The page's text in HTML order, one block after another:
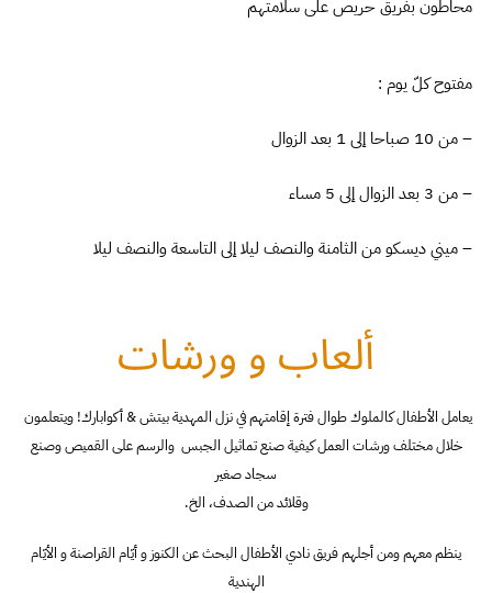
نادي الأطفال
الرياضة والترفيه
مركز اللياقة البدنية
المهدية
محاطون بفريق حريص على سلامتهم
: مفتوح كلّ يوم
من 10 صباحا إلى 1 بعد الزوال –
من 3 بعد الزوال إلى 5 مساء –
ميني ديسكو من الثامنة والنصف ليلا إلى التاسعة والنصف ليلا –
ألعاب و ورشات
خلال مختلف ورشات العمل كيفية صنع تماثيل الجبس والرسم على القميص وصنع
سجاد صغير
.وقلائد من الصدف، الخ
ينظم معهم ومن أجلهم فريق نادي الأطفال البحث عن الكنوز و أيّام القراصنة و الأيّام
الهندية